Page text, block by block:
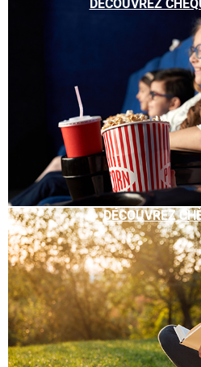
DÉCOUVREZ
DÉCOUVREZ